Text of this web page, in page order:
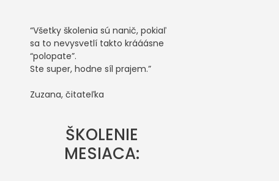
“Všetky školenia sú nanič, pokiaľ
sa to nevysvetlí takto krááásne
“polopate”.
Ste super, hodne síl prajem.”
Zuzana, čitateľka
ŠKOLENIE
MESIACA: